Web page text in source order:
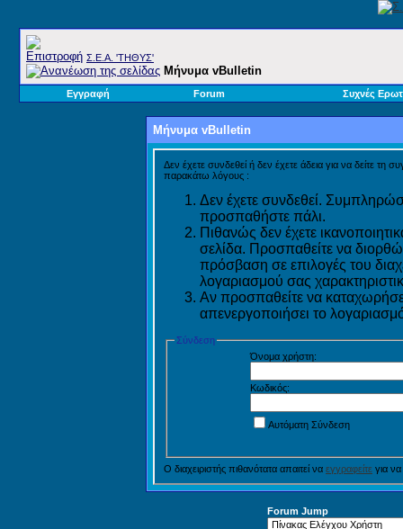
Σ.E.A. 'ΤΗΘΥΣ'
Μήνυμα vBulletin
Εγγραφή Forum Συχνές
Μήνυμα vBulletin
Δεν έχετε συνδεθεί ή δεν έχετε άδεια για να δείτε τη
παρακάτω λόγους :
Δεν έχετε συνδεθεί.
προσπαθήστε πάλι.
Πιθανώς δεν έχετε
σελίδα. Προσπαθείτε να
πρόσβαση σε επιλογές του
λογαριασμού σας
Αν προσπαθείτε να
απενεργοποιήσει το
Σύνδεση
Όνομα χρήστη:
Κωδικός:
Αυτόματη Σύνδεση
Ο διαχειριστής πιθανότατα απαιτεί να εγγραφείτε για
Forum Jump